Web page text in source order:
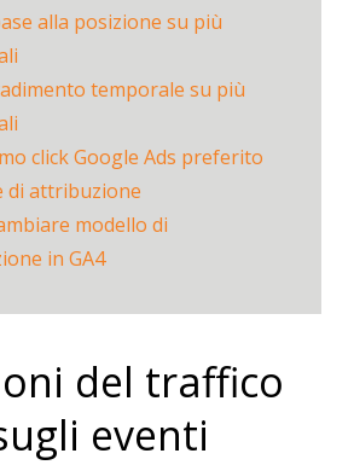
alla posizione su più
temporale su più
click Google Ads preferito
di attribuzione
modello di
in GA4
del traffico
eventi